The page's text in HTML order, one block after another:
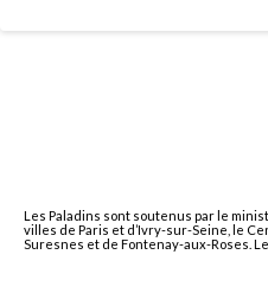
Les Paladins sont soutenus par le
villes de Paris et d’Ivry-sur-Seine, le
Suresnes et de Fontenay-aux-Roses.